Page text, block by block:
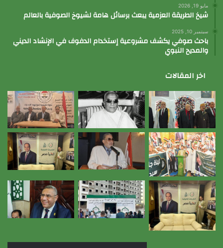
مايو 19, 2026
شيخ الطريقة العزمية يبعث برسائل هامة لشيوخ الصوفية بالعالم
سبتمبر 10, 2025
باحث صوفي يكشف مشروعية إستخدام الدفوف في الإنشاد الديني
والمديح النبوي
اخر المقالات